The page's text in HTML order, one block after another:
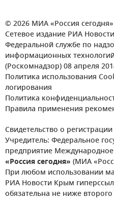
© 2026 МИА «Россия сегодня»
Сетевое издание РИА
Федеральной службе по
информационных
(Роскомнадзор) 08 апреля
Политика использования
логирования
Политика
Правила применения
Свидетельство о
Учредитель: Федеральное
предприятие
«Россия сегодня» (МИА
При любом использовании
РИА Новости Крым
обязательна не ниже второго